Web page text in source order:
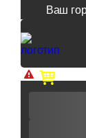
Ваш
Доп.